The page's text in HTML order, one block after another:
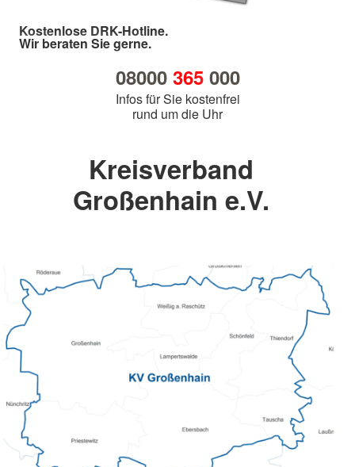
Kostenlose DRK-Hotline.
Wir beraten Sie gerne.
08000 365000
Infos für Sie kostenfrei
rund um die Uhr
Kreisverband
Großenhain e.V.